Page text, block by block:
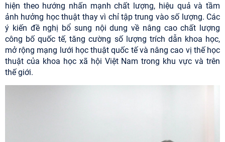
hiện theo hướng nhấn mạnh chất lượng, hiệu quả và tầm
ảnh hưởng học thuật thay vì chỉ tập trung vào số lượng. Các
ý kiến đề nghị bổ sung nội dung về nâng cao chất lượng
công bố quốc tế, tăng cường số lượng trích dẫn khoa học,
mở rộng mạng lưới học thuật quốc tế và nâng cao vị thế học
thuật của khoa học xã hội Việt Nam trong khu vực và trên
thế giới.